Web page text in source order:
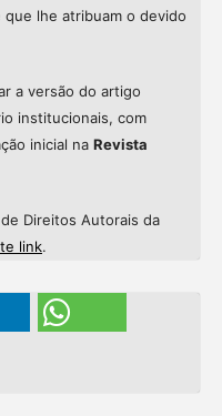
lhe atribuam o devido
a versão do artigo
institucionais, com
inicial na Revista
Direitos Autorais da
link.